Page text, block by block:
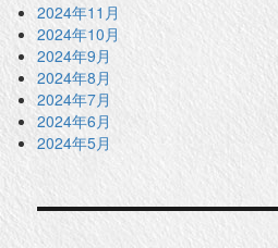
2024年11月
2024年10月
2024年9月
2024年8月
2024年7月
2024年6月
2024年5月